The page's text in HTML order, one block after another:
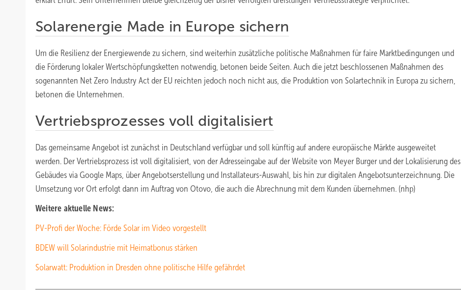
Solarenergie Made in Europe sichern
Um die Resilienz der Energiewende zu sichern, sind weiterhin zusätzliche politische Maßnahmen für faire Marktbedingungen und
die Förderung lokaler Wertschöpfungsketten notwendig, betonen beide Seiten. Auch die jetzt beschlossenen Maßnahmen des
sogenannten Net Zero Industry Act der EU reichten jedoch noch nicht aus, die Produktion von Solartechnik in Europa zu sichern,
betonen die Unternehmen.
Vertriebsprozesses voll digitalisiert
Das gemeinsame Angebot ist zunächst in Deutschland verfügbar und soll künftig auf andere europäische Märkte ausgeweitet
werden. Der Vertriebsprozess ist voll digitalisiert, von der Adresseingabe auf der Website von Meyer Burger und der Lokalisierung des
Gebäudes via Google Maps, über Angebotserstellung und Installateurs-Auswahl, bis hin zur digitalen Angebotsunterzeichnung. Die
Umsetzung vor Ort erfolgt dann im Auftrag von Otovo, die auch die Abrechnung mit dem Kunden übernehmen. (nhp)
Weitere aktuelle News:
PV-Profi der Woche: Förde Solar im Video vorgestellt
BDEW will Solarindustrie mit Heimatbonus stärken
Solarwatt: Produktion in Dresden ohne politische Hilfe gefährdet